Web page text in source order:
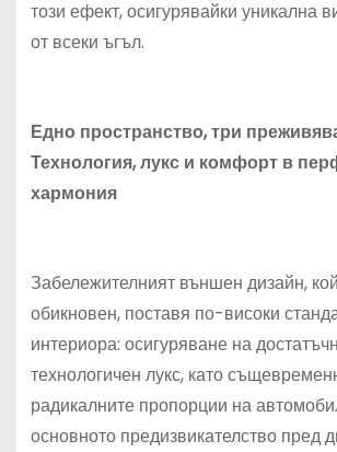
този ефект, осигурявайки уникална
от всеки ъгъл.
Едно пространство, три
Технология, лукс и комфорт в
хармония
Забележителният външен дизайн,
обикновен, поставя по-високи
интериора: осигуряване на
технологичен лукс, като
радикалните пропорции на
основното предизвикателство пред